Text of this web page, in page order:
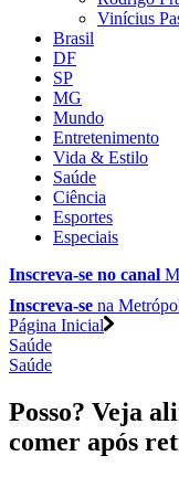
Vinícius
Brasil
DF
SP
MG
Mundo
Entretenimento
Vida & Estilo
Saúde
Ciência
Esportes
Especiais
Inscreva-se no canal
Inscreva-se na
Página Inicial
Saúde
Saúde
Posso? Veja
comer após